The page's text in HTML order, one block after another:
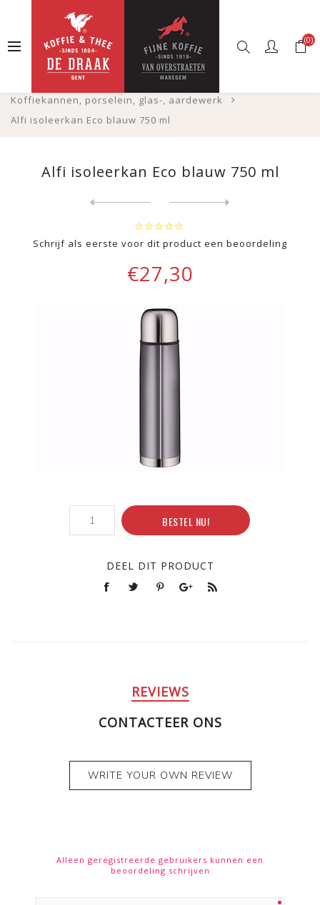
(0)
Startpagina Webshop
Koffie
Zetbenodigheden
Koffiekannen, porselein, glas-, aardewerk
Alfi isoleerkan Eco blauw 750 ml
Alfi isoleerkan Eco blauw 750 ml
Schrijf als eerste voor dit product een beoordeling
€27,30
BESTEL NU!
DEEL DIT PRODUCT
REVIEWS
CONTACTEER ONS
WRITE YOUR OWN REVIEW
Alleen geregistreerde gebruikers kunnen een
beoordeling schrijven